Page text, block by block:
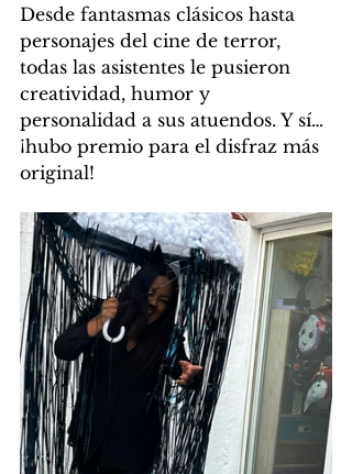
Desde fantasmas clásicos hasta
personajes del cine de terror,
todas las asistentes le pusieron
creatividad, humor y
personalidad a sus atuendos. Y sí…
¡hubo premio para el disfraz más
original!